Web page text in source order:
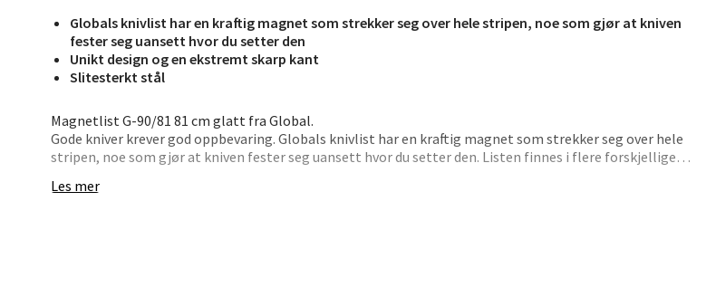
Globals knivlist har en kraftig magnet som strekker seg over hele stripen, noe som gjør at kniven
fester seg uansett hvor du setter den
Unikt design og en ekstremt skarp kant
Slitesterkt stål
Magnetlist G-90/81 81 cm glatt fra Global.
Gode kniver krever god oppbevaring. Globals knivlist har en kraftig magnet som strekker seg over hele
stripen, noe som gjør at kniven fester seg uansett hvor du setter den. Listen finnes i flere forskjellige
Les mer
Erich Mogensøns vei 38, 0594 Oslo
Bryne/Jæren - M44